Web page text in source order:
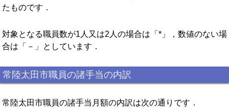
たものです．
対象となる職員数が1人又は2人の場合は「*」，数値のない場
合は「－」としています．
常陸太田市職員の諸手当の内訳
常陸太田市職員の諸手当月額の内訳は次の通りです．